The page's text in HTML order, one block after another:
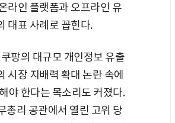
라인 플랫폼과 오프라인 유
대표 사례로 꼽힌다.
팡의 대규모 개인정보 유출
시장 지배력 확대 논란 속에
야 한다는 목소리도 커졌다.
총리 공관에서 열린 고위 당